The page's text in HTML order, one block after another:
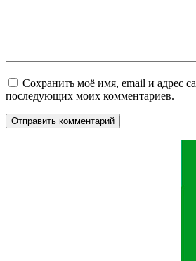
Сохранить моё имя, email и адрес
последующих моих комментариев.